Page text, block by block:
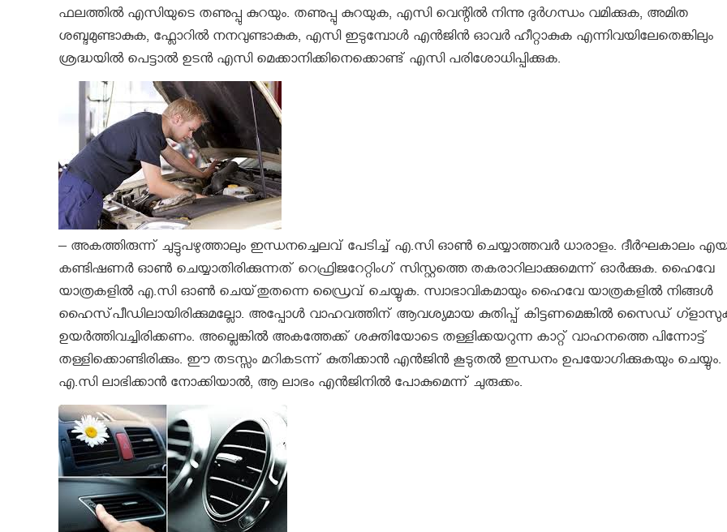
ഫലത്തില്‍ എസിയുടെ തണുപ്പു കുറയും. തണുപ്പു കുറയുക, എസി വെന്റില്‍ നിന്നു ദുര്‍ഗന്ധം വമിക്കുക, അമിത
ശബ്ദമുണ്ടാകുക, ഫ്ലോറില്‍ നനവുണ്ടാകുക, എസി ഇടുമ്പോള്‍ എന്‍ജിന്‍ ഓവര്‍ ഹീറ്റാകുക എന്നിവയിലേതെങ്കിലും
ശ്രദ്ധയില്‍ പെട്ടാല്‍ ഉടന്‍ എസി മെക്കാനിക്കിനെക്കൊണ്ട് എസി പരിശോധിപ്പിക്കുക.
– അകത്തിരുന്ന് ചുട്ടുപഴുത്താലും ഇന്ധനച്ചെലവ് പേടിച്ച് എ.സി ഓൺ ചെയ്യാത്തവർ ധാരാളം. ദീർഘകാലം
കണ്ടിഷണർ ഓൺ ചെയ്യാതിരിക്കുന്നത് റെഫ്രിജറേറ്റിംഗ് സിസ്റ്റത്തെ തകരാറിലാക്കുമെന്ന് ഓർക്കുക. ഹൈവേ
യാത്രകളിൽ എ.സി ഓൺ ചെയ്‌തുതന്നെ ഡ്രൈവ് ചെയ്യുക. സ്വാഭാവികമായും ഹൈവേ യാത്രകളിൽ നിങ്ങൾ
ഹൈസ്‌പീഡിലായിരിക്കുമല്ലോ. അപ്പോൾ വാഹവത്തിന് ആവശ്യമായ കുതിപ്പ് കിട്ടണമെങ്കിൽ സൈഡ്
ഉയ‌ർത്തിവച്ചിരിക്കണം. അല്ലെങ്കിൽ അകത്തേക്ക് ശക്തിയോടെ തള്ളിക്കയറുന്ന കാറ്റ് വാഹനത്തെ പിന്നോട്ട്
തള്ളിക്കൊണ്ടിരിക്കും. ഈ തടസ്സം മറികടന്ന് കുതിക്കാൻ എൻജിൻ കൂടുതൽ ഇന്ധനം ഉപയോഗിക്കുകയും ചെയ്യും.
എ.സി ലാഭിക്കാൻ നോക്കിയാൽ, ആ ലാഭം എൻജിനിൽ പോകുമെന്ന് ചുരുക്കം.